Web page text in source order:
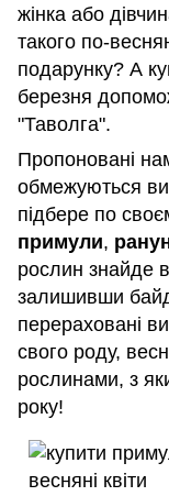
жінка або
такого по-
подарунку? А
березня
"Таволга".
Пропоновані
обмежуються
підбере по
примули,
рослин знайде
залишивши
перераховані
свого роду,
рослинами, з
року!